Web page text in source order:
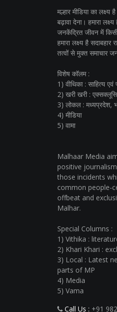
मल्हार मीडिया का लक्ष्य
बढ़ावा देना। हमारा
जनकेंद्रित जीवन में
हमारा लक्ष्य है
तत्वों से मुक्त समाचार
विशेष कॉलम :
1) वीथिका : साहित्य एवं
2) खरी खरी :
3) लोकल : मध्यप्रदेश,
4) मीडिया
5) वामा
Malhaar Media
positive
those incidents
common people-
offbeat and
Malhar.
Special Columns :
1) Vithika :
2) Khari Khari :
3) Local : Latest
parts of MP
4) Media
5) Vama
Call Us : +91